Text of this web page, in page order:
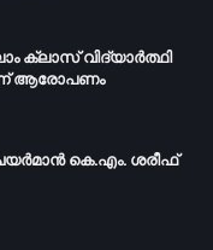
ക്ലാസ് വിദ്യാർത്ഥി
ആരോപണം
കെ.എം. ശരീഫ്​